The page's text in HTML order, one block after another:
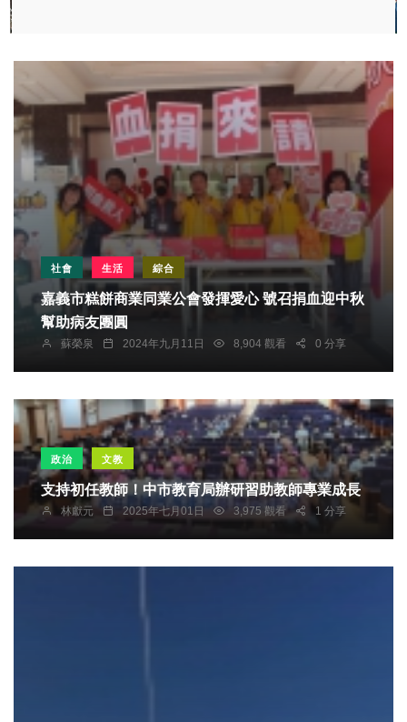
社會 生活 綜合
嘉義市糕餅商業同業公會發揮愛心 號召捐血迎中秋
幫助病友團圓
蘇榮泉 2024年九月11日 8,904 觀看 0 分享
政治 文教
支持初任教師！中市教育局辦研習助教師專業成長
林獻元 2025年七月01日 3,975 觀看 1 分享